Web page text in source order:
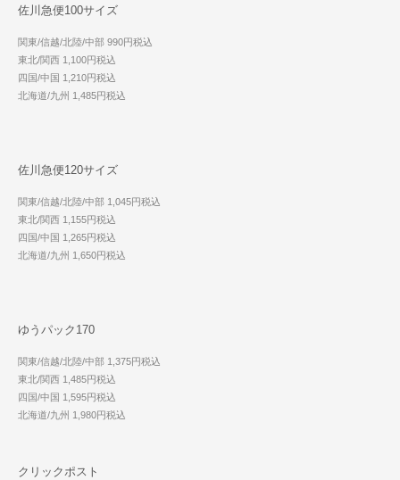
佐川急便100サイズ
関東/信越/北陸/中部 990円税込
東北/関西 1,100円税込
四国/中国 1,210円税込
北海道/九州 1,485円税込
佐川急便120サイズ
関東/信越/北陸/中部 1,045円税込
東北/関西 1,155円税込
四国/中国 1,265円税込
北海道/九州 1,650円税込
ゆうパック170
関東/信越/北陸/中部 1,375円税込
東北/関西 1,485円税込
四国/中国 1,595円税込
北海道/九州 1,980円税込
クリックポスト